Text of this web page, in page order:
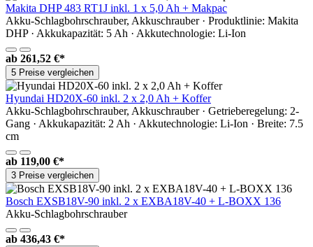
Makita DHP 483 RT1J inkl. 1 x 5,0 Ah + Makpac
Akku-Schlagbohrschrauber, Akkuschrauber · Produktlinie: Makita
DHP · Akkukapazität: 5 Ah · Akkutechnologie: Li-Ion
ab 261,52 €*
5 Preise vergleichen
Hyundai HD20X-60 inkl. 2 x 2,0 Ah + Koffer
Akku-Schlagbohrschrauber, Akkuschrauber · Getrieberegelung: 2-
Gang · Akkukapazität: 2 Ah · Akkutechnologie: Li-Ion · Breite: 7.5
cm
ab 119,00 €*
3 Preise vergleichen
Bosch EXSB18V-90 inkl. 2 x EXBA18V-40 + L-BOXX 136
Akku-Schlagbohrschrauber
ab 436,43 €*